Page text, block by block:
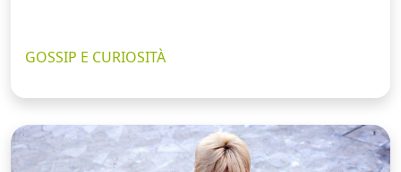
GOSSIP E CURIOSITÀ